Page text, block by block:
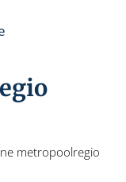
metropoolregio